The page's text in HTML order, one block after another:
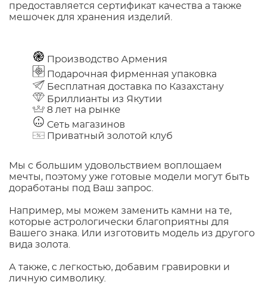
предоставляется сертификат качества а также
мешочек для хранения изделий.
Производство Армения
Подарочная фирменная упаковка
Бесплатная доставка по Казахстану
Бриллианты из Якутии
8 лет на рынке
Сеть магазинов
Приватный золотой клуб
Мы с большим удовольствием воплощаем
мечты, поэтому уже готовые модели могут быть
доработаны под Ваш запрос.
Например, мы можем заменить камни на те,
которые астрологически благоприятны для
Вашего знака. Или изготовить модель из другого
вида золота.
А также, с легкостью, добавим гравировки и
личную символику.